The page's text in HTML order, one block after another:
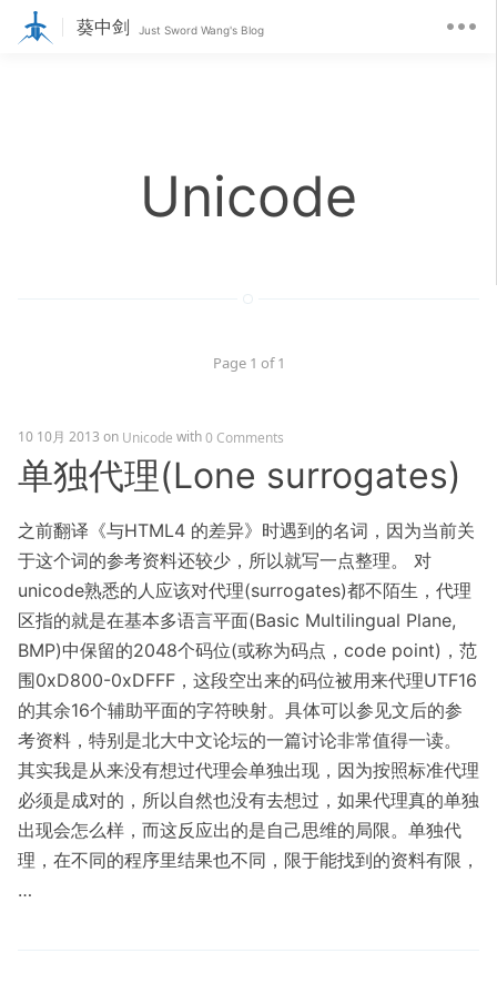
葵中剑 Just Sword Wang's Blog
Unicode
Page 1 of 1
10 10月 2013 on Unicode with0 Comments
单独代理(Lone surrogates)
之前翻译《与HTML4 的差异》时遇到的名词，因为当前关
于这个词的参考资料还较少，所以就写一点整理。 对
unicode熟悉的人应该对代理(surrogates)都不陌生，代理
区指的就是在基本多语言平面(Basic Multilingual Plane,
BMP)中保留的2048个码位(或称为码点，code point)，范
围0xD800-0xDFFF，这段空出来的码位被用来代理UTF16
的其余16个辅助平面的字符映射。具体可以参见文后的参
考资料，特别是北大中文论坛的一篇讨论非常值得一读。
其实我是从来没有想过代理会单独出现，因为按照标准代理
必须是成对的，所以自然也没有去想过，如果代理真的单独
出现会怎么样，而这反应出的是自己思维的局限。单独代
理，在不同的程序里结果也不同，限于能找到的资料有限，
…